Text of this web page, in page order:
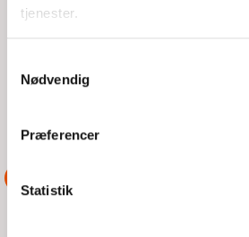
tjenester.
Nødvendig
Præferencer
Statistik
TIR, 04/08/2026 - 08:13
med tovværk i skruen. Clemens har første